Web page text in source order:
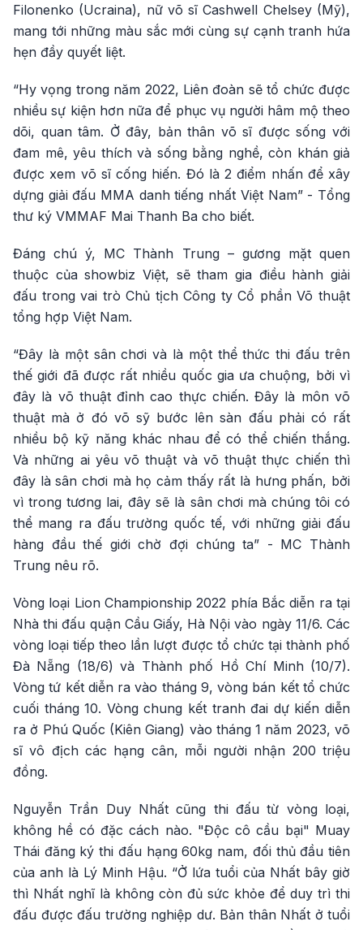
Filonenko (Ucraina), nữ võ sĩ Cashwell Chelsey (Mỹ),
mang tới những màu sắc mới cùng sự cạnh tranh hứa
hẹn đầy quyết liệt.
“Hy vọng trong năm 2022, Liên đoàn sẽ tổ chức được
nhiều sự kiện hơn nữa để phục vụ người hâm mộ theo
dõi, quan tâm. Ở đây, bản thân võ sĩ được sống với
đam mê, yêu thích và sống bằng nghề, còn khán giả
được xem võ sĩ cống hiến. Đó là 2 điểm nhấn để xây
dựng giải đấu MMA danh tiếng nhất Việt Nam” - Tổng
thư ký VMMAF Mai Thanh Ba cho biết.
Đáng chú ý, MC Thành Trung – gương mặt quen
thuộc của showbiz Việt, sẽ tham gia điều hành giải
đấu trong vai trò Chủ tịch Công ty Cổ phần Võ thuật
tổng hợp Việt Nam.
“Đây là một sân chơi và là một thể thức thi đấu trên
thế giới đã được rất nhiều quốc gia ưa chuộng, bởi vì
đây là võ thuật đỉnh cao thực chiến. Đây là môn võ
thuật mà ở đó võ sỹ bước lên sàn đấu phải có rất
nhiều bộ kỹ năng khác nhau để có thể chiến thắng.
Và những ai yêu võ thuật và võ thuật thực chiến thì
đây là sân chơi mà họ cảm thấy rất là hưng phấn, bởi
vì trong tương lai, đây sẽ là sân chơi mà chúng tôi có
thể mang ra đấu trường quốc tế, với những giải đấu
hàng đầu thế giới chờ đợi chúng ta” - MC Thành
Trung nêu rõ.
Vòng loại Lion Championship 2022 phía Bắc diễn ra tại
Nhà thi đấu quận Cầu Giấy, Hà Nội vào ngày 11/6. Các
vòng loại tiếp theo lần lượt được tổ chức tại thành phố
Đà Nẵng (18/6) và Thành phố Hồ Chí Minh (10/7).
Vòng tứ kết diễn ra vào tháng 9, vòng bán kết tổ chức
cuối tháng 10. Vòng chung kết tranh đai dự kiến diễn
ra ở Phú Quốc (Kiên Giang) vào tháng 1 năm 2023, võ
sĩ vô địch các hạng cân, mỗi người nhận 200 triệu
đồng.
Nguyễn Trần Duy Nhất cũng thi đấu từ vòng loại,
không hề có đặc cách nào. "Độc cô cầu bại" Muay
Thái đăng ký thi đấu hạng 60kg nam, đối thủ đầu tiên
của anh là Lý Minh Hậu. “Ở lứa tuổi của Nhất bây giờ
thì Nhất nghĩ là không còn đủ sức khỏe để duy trì thi
đấu được đấu trường nghiệp dư. Bản thân Nhất ở tuổi